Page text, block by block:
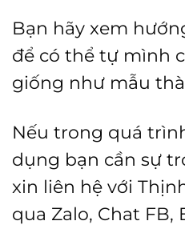
Bạn hãy xem
để có thể tự mình
giống như mẫu
Nếu trong quá
dụng bạn cần sự
xin liên hệ với
qua Zalo, Chat FB,